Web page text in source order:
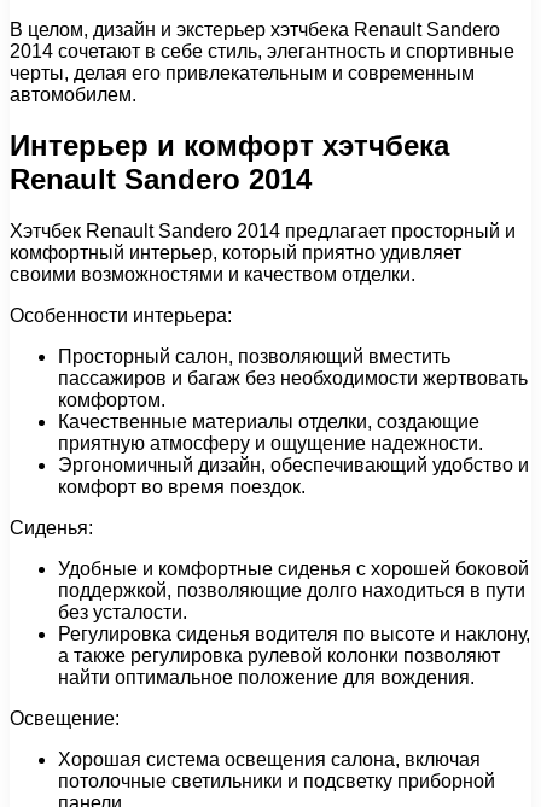
В целом, дизайн и экстерьер хэтчбека Renault Sandero
2014 сочетают в себе стиль, элегантность и спортивные
черты, делая его привлекательным и современным
автомобилем.
Интерьер и комфорт хэтчбека
Renault Sandero 2014
Хэтчбек Renault Sandero 2014 предлагает просторный и
комфортный интерьер, который приятно удивляет
своими возможностями и качеством отделки.
Особенности интерьера:
Просторный салон, позволяющий вместить
пассажиров и багаж без необходимости жертвовать
комфортом.
Качественные материалы отделки, создающие
приятную атмосферу и ощущение надежности.
Эргономичный дизайн, обеспечивающий удобство и
комфорт во время поездок.
Сиденья:
Удобные и комфортные сиденья с хорошей боковой
поддержкой, позволяющие долго находиться в пути
без усталости.
Регулировка сиденья водителя по высоте и наклону,
а также регулировка рулевой колонки позволяют
найти оптимальное положение для вождения.
Освещение:
Хорошая система освещения салона, включая
потолочные светильники и подсветку приборной